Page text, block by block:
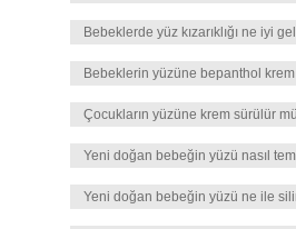
Bebeklerde yüz kızarıklığı ne iyi
Bebeklerin yüzüne bepanthol
Çocukların yüzüne krem sürülür mü
Yeni doğan bebeğin yüzü nasıl
Yeni doğan bebeğin yüzü ne ile